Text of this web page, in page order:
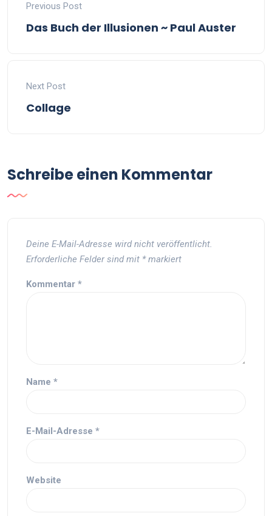
Previous Post
Das Buch der Illusionen ~ Paul Auster
Next Post
Collage
Schreibe einen Kommentar
Deine E-Mail-Adresse wird nicht veröffentlicht.
Erforderliche Felder sind mit *markiert
Kommentar *
Name *
E-Mail-Adresse *
Website